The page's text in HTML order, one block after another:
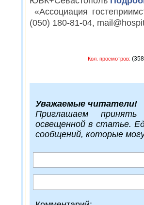
«Ассоциация
(050) 180-81-04,
Кол. просмотров:
Уважаемые читатели!
Приглашаем
освещенной в статье.
сообщений, которые